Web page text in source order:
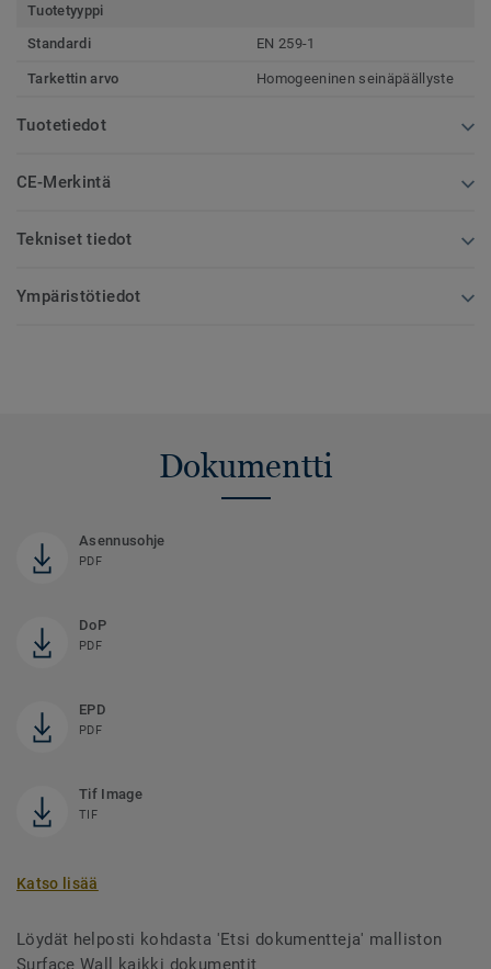
Tuotetyyppi
Standardi
EN 259-1
Tarkettin arvo Homogeeninen seinäpäällyste
Tuotetiedot
CE-Merkintä
Tekniset tiedot
Ympäristötiedot
Dokumentti
Asennusohje
PDF
DoP
PDF
EPD
PDF
Tif Image
TIF
Katso lisää
Löydät helposti kohdasta 'Etsi dokumentteja' malliston
Surface Wall kaikki dokumentit